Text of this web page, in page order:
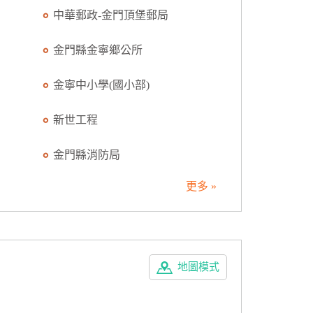
中華郵政-金門頂堡郵局
金門縣金寧鄉公所
金寧中小學(國小部)
新世工程
金門縣消防局
更多 »
地圖模式